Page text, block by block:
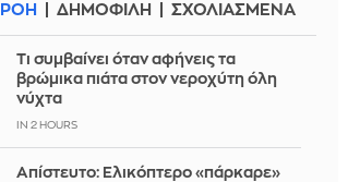
ΡΟΗ ΔΗΜΟΦΙΛΗ ΣΧΟΛΙΑΣΜΕΝΑ
Τι συμβαίνει όταν αφήνεις τα
βρώμικα πιάτα στον νεροχύτη όλη
νύχτα
IN 2 HOURS
Απίστευτο: Ελικόπτερο «πάρκαρε»